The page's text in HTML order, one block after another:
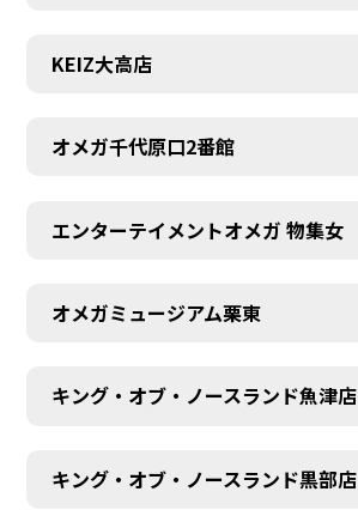
KEIZ大高店
オメガ千代原口2番館
エンターテイメントオメガ 物集女
オメガミュージアム栗東
キング・オブ・ノースランド魚津店
キング・オブ・ノースランド黒部店